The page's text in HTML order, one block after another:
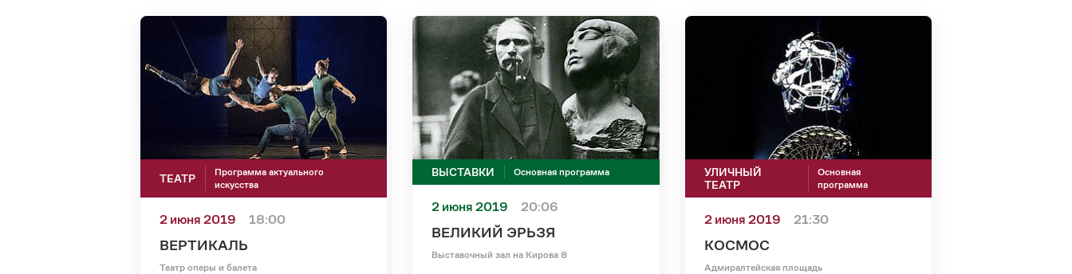
ТЕАТР
Программа актуального
искусства
2 июня 2019 18:00
ВЕРТИКАЛЬ
Театр оперы и балета
ВЫСТАВКИ Основная программа
2 июня 2019 20:06
ВЕЛИКИЙ ЭРЬЗЯ
Выставочный зал на Кирова 8
УЛИЧНЫЙ
ТЕАТР
Основная
программа
2 июня 2019 21:30
КОСМОС
Адмиралтейская площадь